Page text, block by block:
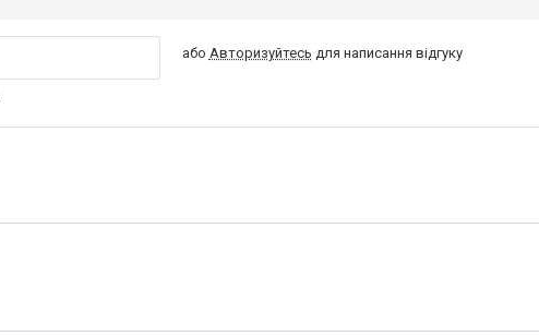
або Авторизуйтесь для написання відгуку